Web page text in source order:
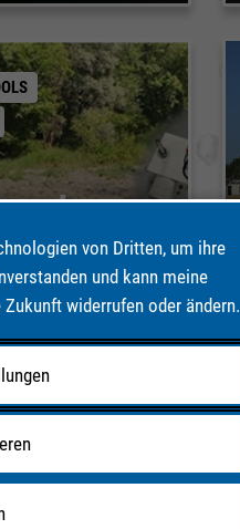
mit
von Dritten, um ihre
und kann meine
widerrufen oder ändern.